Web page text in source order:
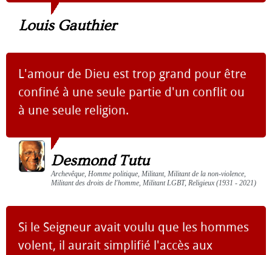
Louis Gauthier
L'amour de Dieu est trop grand pour être
confiné à une seule partie d'un conflit ou
à une seule religion.
Desmond Tutu
Archevêque, Homme politique, Militant, Militant de la non-violence,
Militant des droits de l'homme, Militant LGBT, Religieux (1931 - 2021)
Si le Seigneur avait voulu que les hommes
volent, il aurait simplifié l'accès aux